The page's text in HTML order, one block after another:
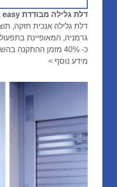
דלת גלילה מבודדת Thermoteck easy
גרמניה, המאופיינת
כ- 40% מזמן ההתקנה בהשוואה לדלתות אחרות.
מידע נוסף >